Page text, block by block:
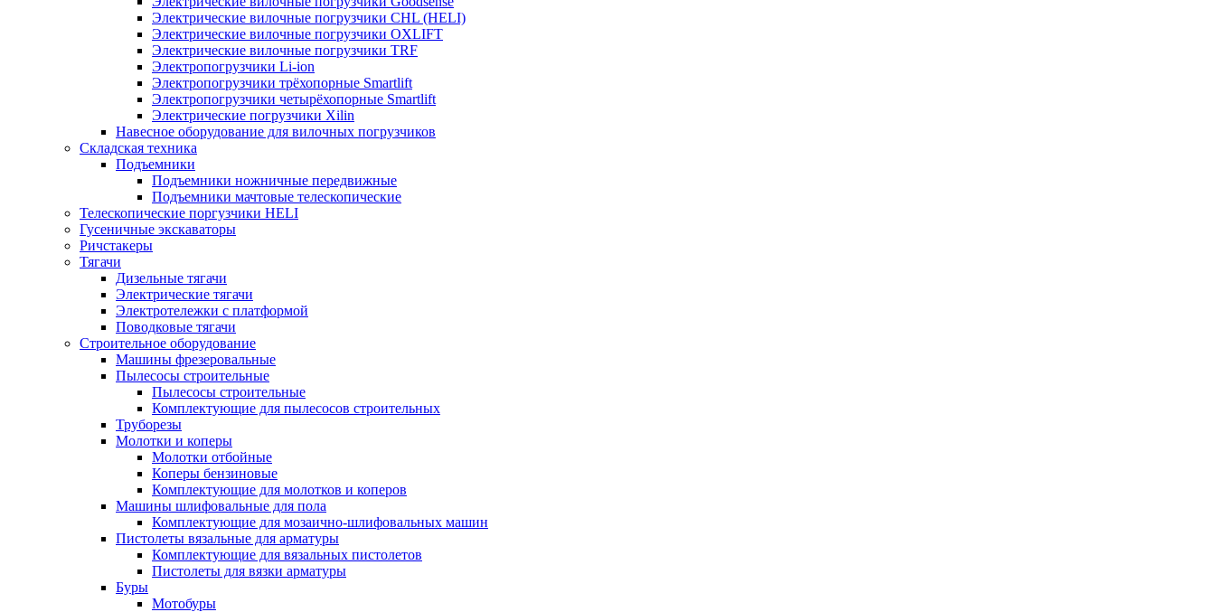
Электрические вилочные погрузчики CHL (HELI)
Электрические вилочные погрузчики OXLIFT
Электрические вилочные погрузчики TRF
Электропогрузчики Li-ion
Электропогрузчики трёхопорные Smartlift
Электропогрузчики четырёхопорные Smartlift
Электрические погрузчики Xilin
Навесное оборудование для вилочных погрузчиков
Складская техника
Подъемники
Подъемники ножничные передвижные
Подъемники мачтовые телескопические
Телескопические поргузчики HELI
Гусеничные экскаваторы
Ричстакеры
Тягачи
Дизельные тягачи
Электрические тягачи
Электротележки с платформой
Поводковые тягачи
Строительное оборудование
Машины фрезеровальные
Пылесосы строительные
Пылесосы строительные
Комплектующие для пылесосов строительных
Труборезы
Молотки и коперы
Молотки отбойные
Коперы бензиновые
Комплектующие для молотков и коперов
Машины шлифовальные для пола
Комплектующие для мозаично-шлифовальных машин
Пистолеты вязальные для арматуры
Комплектующие для вязальных пистолетов
Пистолеты для вязки арматуры
Буры
Мотобуры